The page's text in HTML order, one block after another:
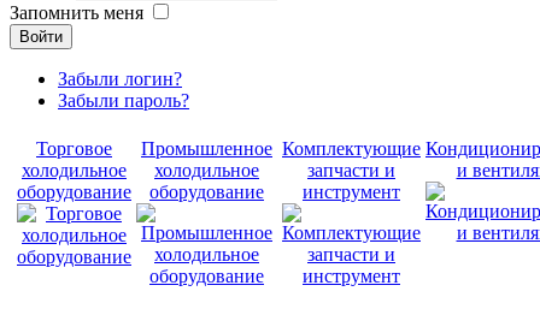
Запомнить меня
Войти
Забыли логин?
Забыли пароль?
Торговое
холодильное
оборудование
Промышленное
холодильное
оборудование
Комплектующие
запчасти и
инструмент
и